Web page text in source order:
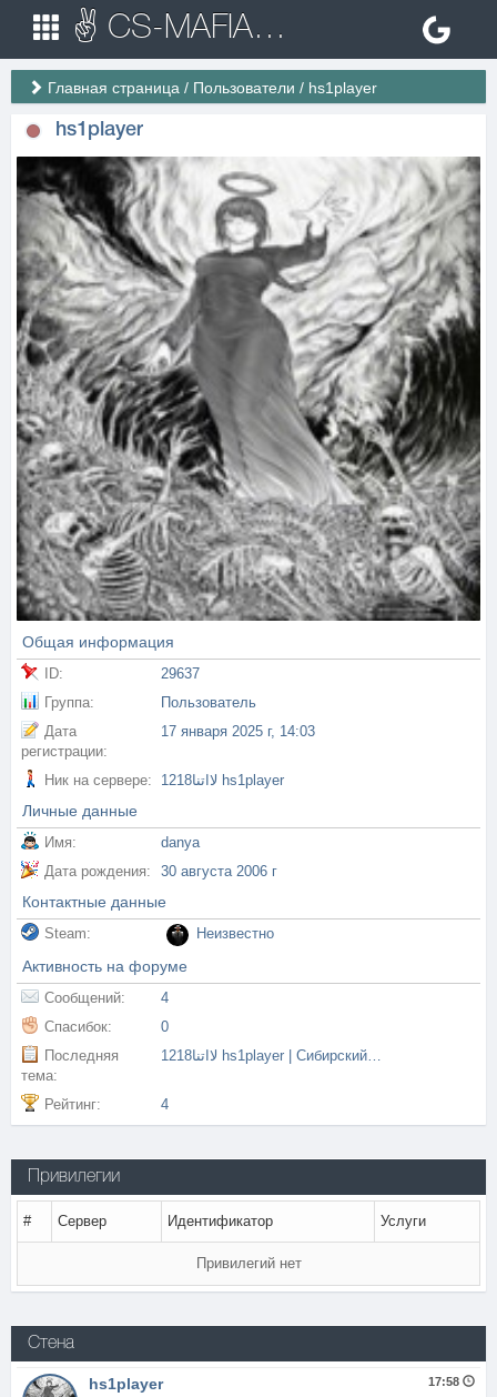
✌ CS-MAFIA.RU ✌ Игровые сервера Counter Strike 1.6
Главная страница / Пользователи / hs1player
hs1player
Общая информация
ID:
29637
Группа:
Пользователь
Дата
регистрации:
17 января 2025 г, 14:03
Ник на сервере: 1218لااتنا hs1player
Личные данные
Имя:
danya
Дата рождения:
30 августа 2006 г
Контактные данные
Steam: Неизвестно
Активность на форуме
Сообщений:
4
Спасибок:
0
Последняя
тема:
1218لااتنا hs1player | Сибирский Бункер
Рейтинг: 4
Привилегии
# Сервер Идентификатор Услуги
Привилегий нет
Стена
hs1player 17:58